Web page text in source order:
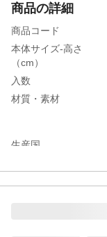
商品の詳細
商品コード
本体サイズ-高さ
（cm）
入数
材質・素材
生産国